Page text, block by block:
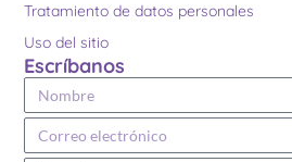
Tratamiento de datos personales
Uso del sitio
Escríbanos